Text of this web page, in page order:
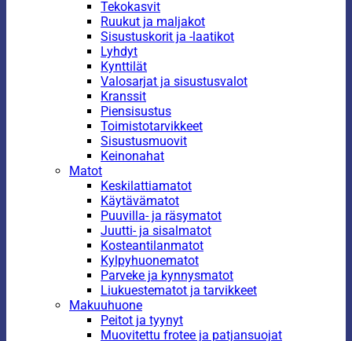
Tekokasvit
Ruukut ja maljakot
Sisustuskorit ja -laatikot
Lyhdyt
Kynttilät
Valosarjat ja sisustusvalot
Kranssit
Piensisustus
Toimistotarvikkeet
Sisustusmuovit
Keinonahat
Matot
Keskilattiamatot
Käytävämatot
Puuvilla- ja räsymatot
Juutti- ja sisalmatot
Kosteantilanmatot
Kylpyhuonematot
Parveke ja kynnysmatot
Liukuestematot ja tarvikkeet
Makuuhuone
Peitot ja tyynyt
Muovitettu frotee ja patjansuojat